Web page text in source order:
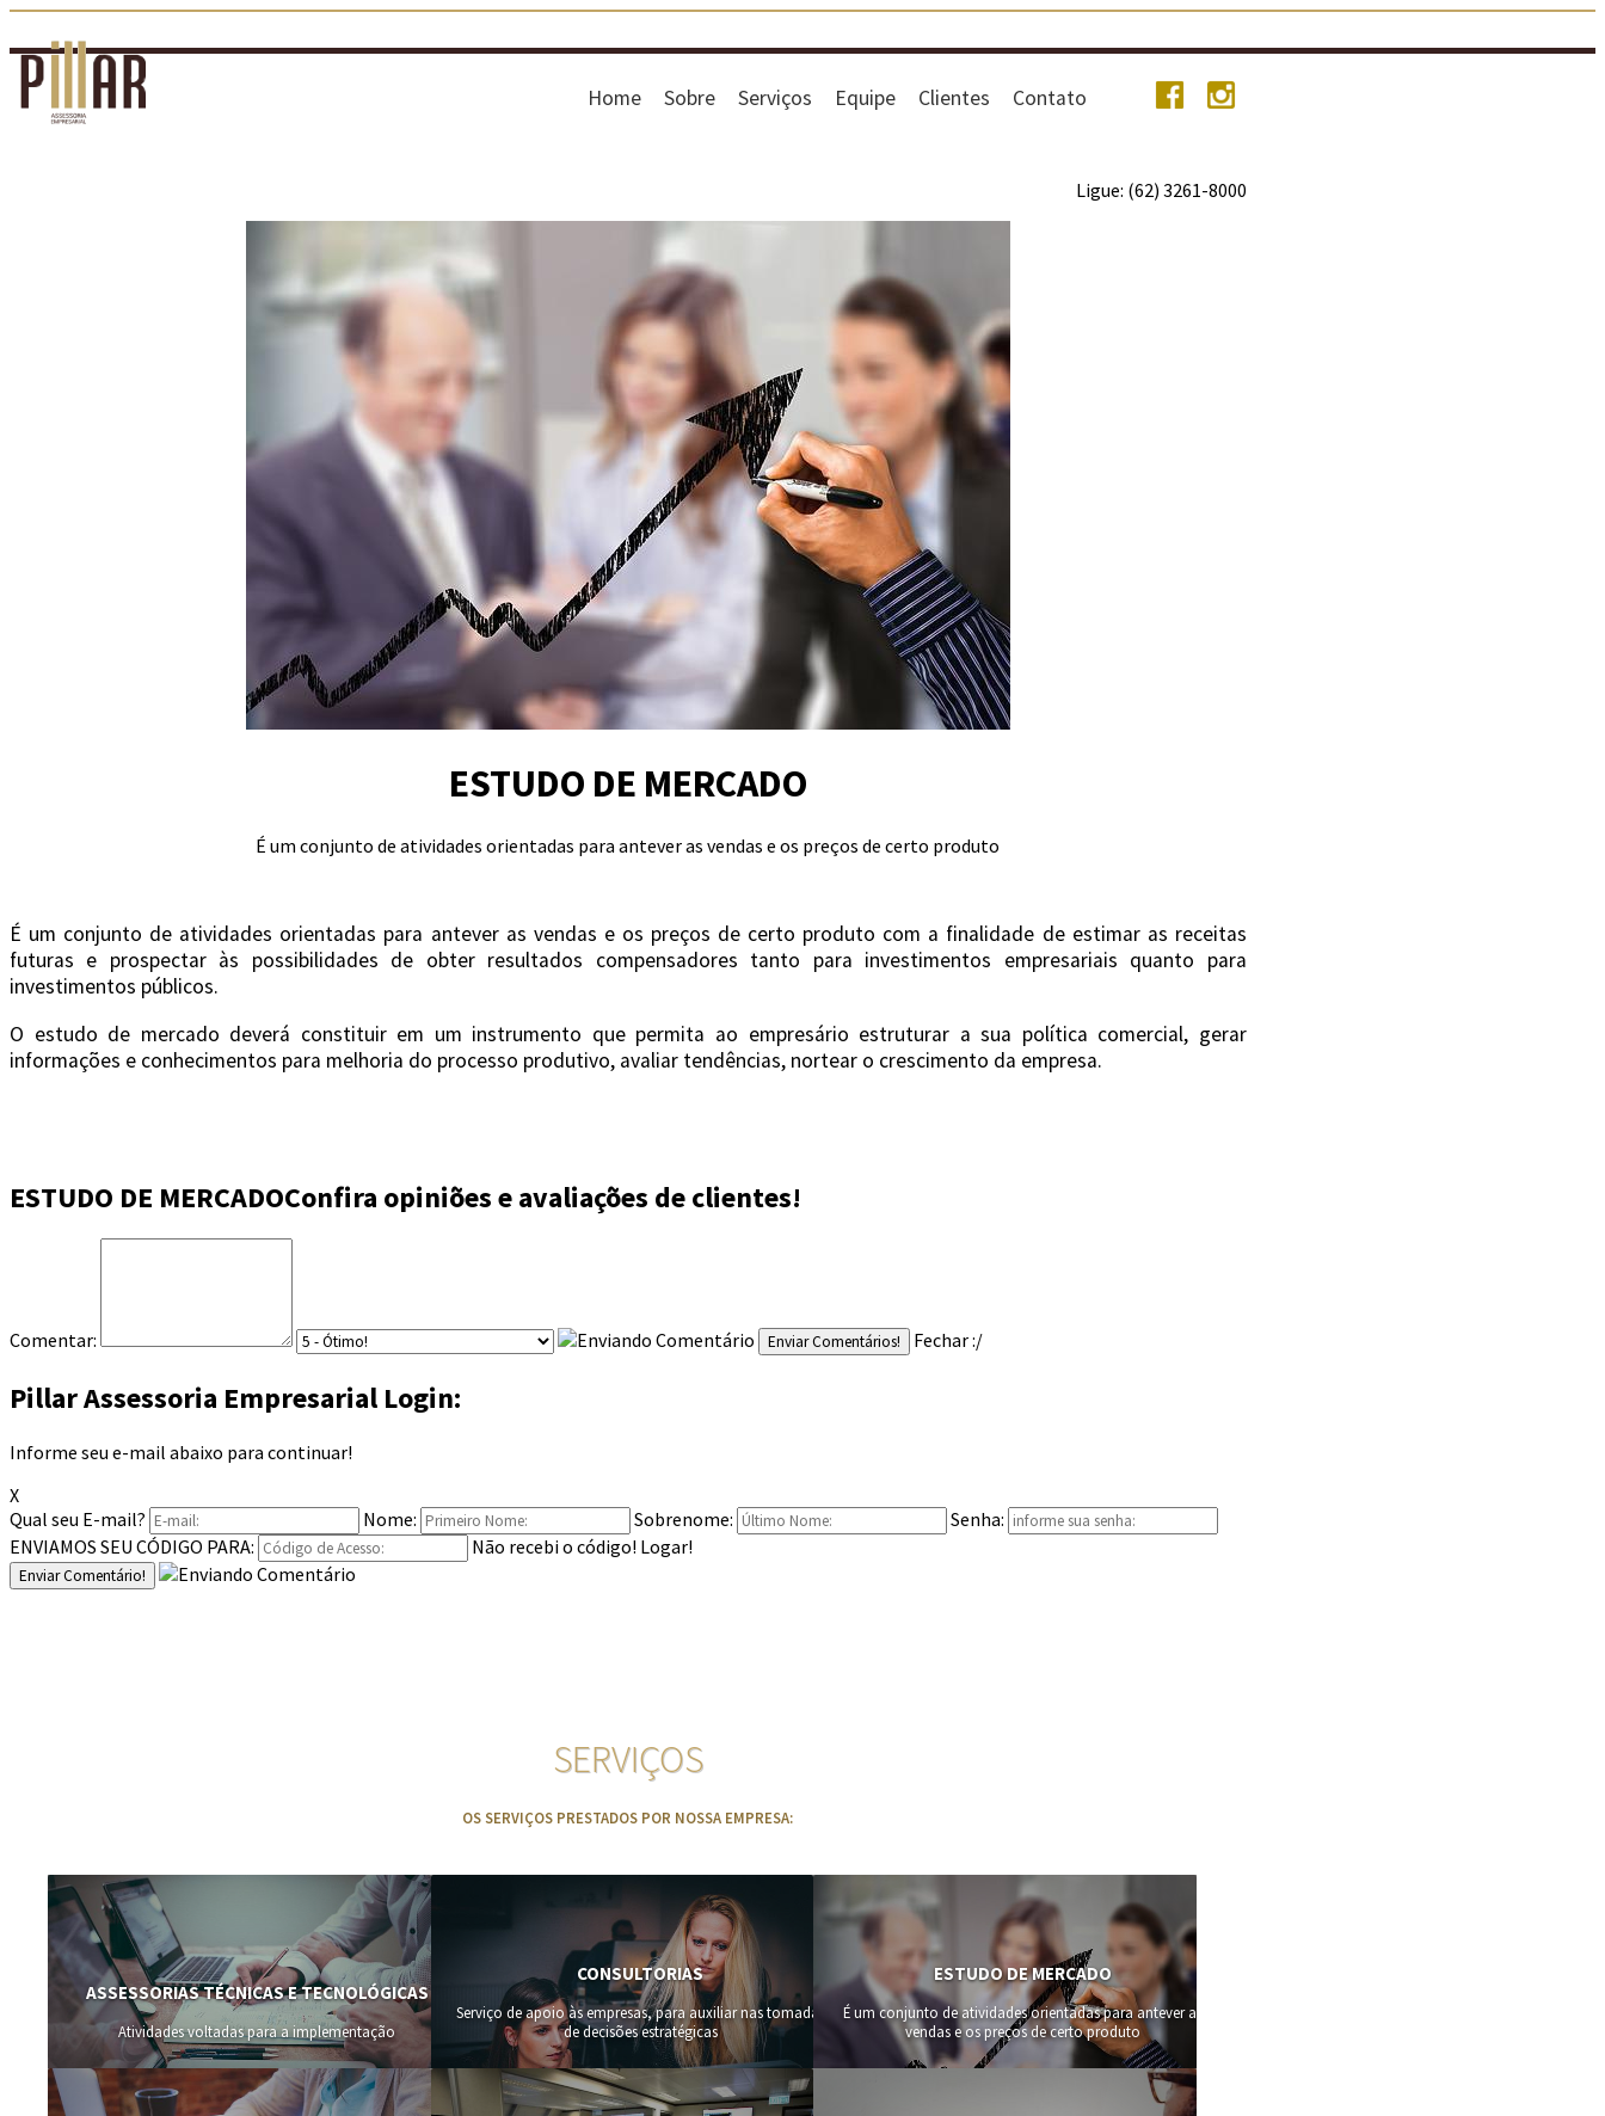
Home Sobre Serviços Equipe Clientes Contato
Ligue: (62) 3261-8000
ESTUDO DE MERCADO
É um conjunto de atividades orientadas para antever as vendas e os preços de certo produto
É um conjunto de atividades orientadas para antever as vendas e os preços de certo produto com a finalidade de estimar as receitas
futuras e prospectar às possibilidades de obter resultados compensadores tanto para investimentos empresariais quanto para
investimentos públicos.
O estudo de mercado deverá constituir em um instrumento que permita ao empresário estruturar a sua política comercial, gerar
informações e conhecimentos para melhoria do processo produtivo, avaliar tendências, nortear o crescimento da empresa.
ESTUDO DE MERCADOConfira opiniões e avaliações de clientes!
Comentar: Enviar Comentários! Fechar :/
Pillar Assessoria Empresarial Login:
Informe seu e-mail abaixo para continuar!
X
Qual seu E-mail?
Nome: Sobrenome:
Senha:
ENVIAMOS SEU CÓDIGO PARA:
Não recebi o código! Logar!
Enviar Comentário!
SERVIÇOS
OS SERVIÇOS PRESTADOS POR NOSSA EMPRESA:
ASSESSORIAS TÉCNICAS E TECNOLÓGICAS
Atividades voltadas para a implementação
CONSULTORIAS
Serviço de apoio às empresas, para auxiliar nas tomadas
de decisões estratégicas
ESTUDO DE MERCADO
É um conjunto de atividades orientadas para antever as
vendas e os preços de certo produto